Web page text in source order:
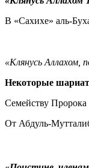
В «Сахихе» аль-
«Клянусь Аллахом,
Некоторые
Семейству Пророка
От Абдуль-